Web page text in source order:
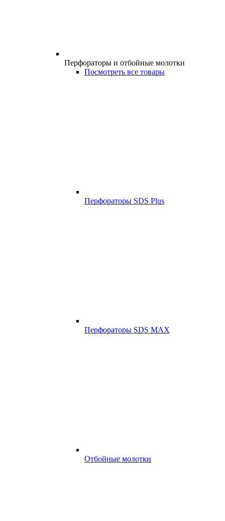
Перфораторы и отбойные молотки
Посмотреть все товары
Перфораторы SDS Plus
Перфораторы SDS MAX
Отбойные молотки